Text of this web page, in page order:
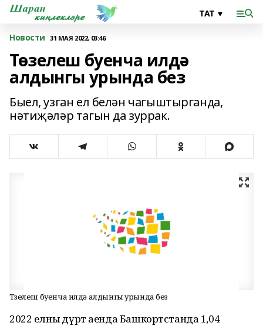
Новости 31 МАЯ 2022, 03:46
Төзелеш буенча илдә
алдынгы урында без
Быел, узган ел белән чагыштырганда,
нәтиҗәләр тагын да зуррак.
Төзелеш буенча илдә алдынгы урында без
2022 елның дүрт аенда Башкортстанда 1,04